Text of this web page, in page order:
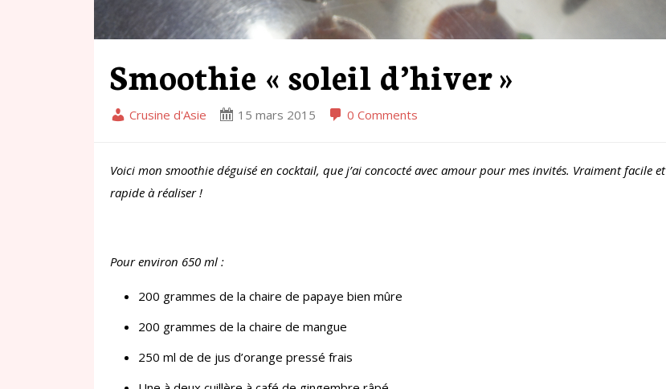
Smoothie « soleil d’hiver »
Crusine d'Asie 15 mars 2015 0 Comments
Voici mon smoothie déguisé en cocktail, que j’ai concocté avec amour pour mes invités. Vraiment facile et
rapide à réaliser !
Pour environ 650 ml :
200 grammes de la chaire de papaye bien mûre
200 grammes de la chaire de mangue
250 ml de de jus d’orange pressé frais